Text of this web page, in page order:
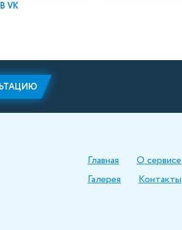
VK
Главная О сервисе
Галерея
Контакты